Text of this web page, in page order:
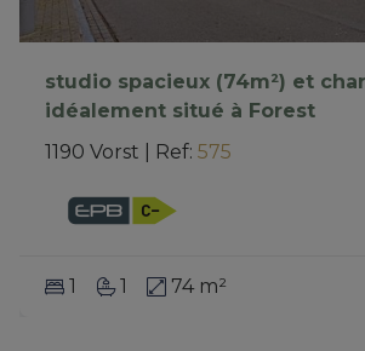
studio spacieux (74m²) et
idéalement situé à Forest
1190 Vorst
Ref: 575
1 1 74 m²